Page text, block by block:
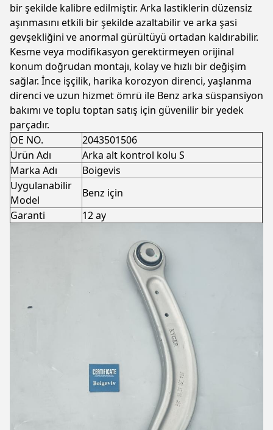
bir şekilde kalibre edilmiştir. Arka lastiklerin düzensiz
aşınmasını etkili bir şekilde azaltabilir ve arka şasi
gevşekliğini ve anormal gürültüyü ortadan kaldırabilir.
Kesme veya modifikasyon gerektirmeyen orijinal
konum doğrudan montajı, kolay ve hızlı bir değişim
sağlar. İnce işçilik, harika korozyon direnci, yaşlanma
direnci ve uzun hizmet ömrü ile Benz arka süspansiyon
bakımı ve toplu toptan satış için güvenilir bir yedek
parçadır.
OE NO.
2043501506
Ürün Adı
Arka alt kontrol kolu S
Marka Adı
Boigevis
Uygulanabilir
Model
Benz için
Garanti
12 ay